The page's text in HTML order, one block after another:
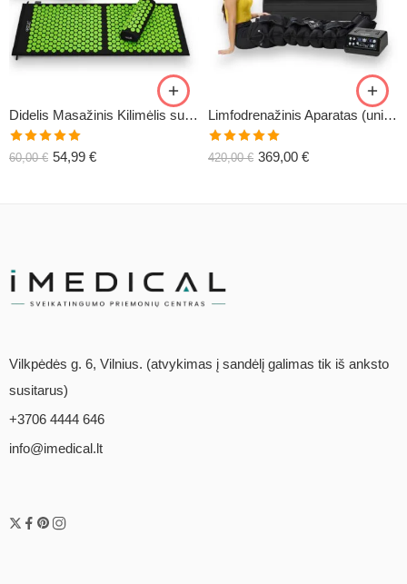
Didelis Masažinis Kilimėlis su Pagalve XL-CLASSIC1
Įvertinimas:
5.00
60,00€ 54,99 €
Limfodrenažinis Aparatas (universalus) C6
Įvertinimas:
5.00
420,00€ 369,00 €
Vilkpėdės g. 6, Vilnius. (atvykimas į sandėlį galimas tik iš anksto
susitarus)
+3706 4444 646
info@imedical.lt